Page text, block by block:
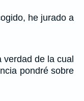
he jurado a
verdad de la cual
pondré sobre